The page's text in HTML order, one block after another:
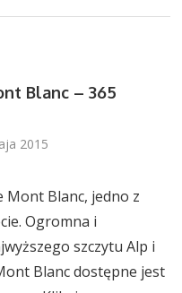
Blanc – 365
2015
Mont Blanc, jedno z
Ogromna i
szczytu Alp i
Blanc dostępne jest